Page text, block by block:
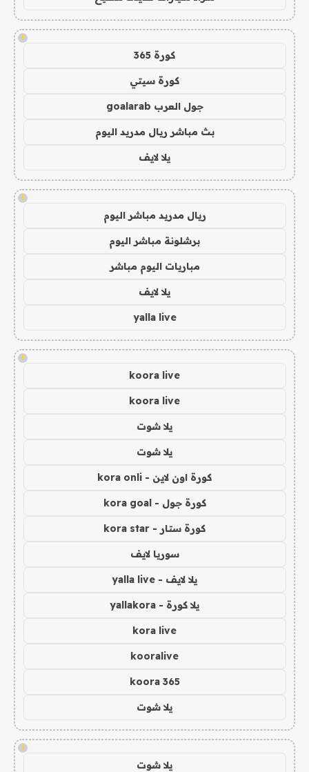
!
كورة 365
كورة سيتي
جول العرب goalarab
بث مباشر ريال مدريد اليوم
يلا لايف
!
ريال مدريد مباشر اليوم
برشلونة مباشر اليوم
مباريات اليوم مباشر
يلا لايف
yalla live
!
koora live
koora live
يلا شوت
يلا شوت
كورة اون لاين - kora onli
كورة جول - kora goal
كورة ستار - kora star
سوريا لايف
يلا لايف - yalla live
يلا كورة - yallakora
kora live
kooralive
koora 365
يلا شوت
!
يلا شوت